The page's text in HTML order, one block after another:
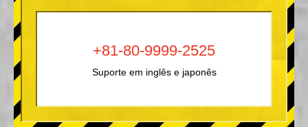
+81-80-9999-2525
Suporte em inglês e japonês